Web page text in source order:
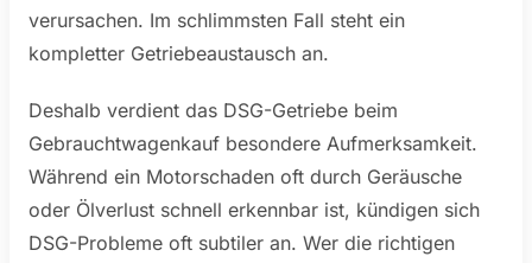
verursachen. Im schlimmsten Fall steht ein
kompletter Getriebeaustausch an.
Deshalb verdient das DSG-Getriebe beim
Gebrauchtwagenkauf besondere Aufmerksamkeit.
Während ein Motorschaden oft durch Geräusche
oder Ölverlust schnell erkennbar ist, kündigen sich
DSG-Probleme oft subtiler an. Wer die richtigen